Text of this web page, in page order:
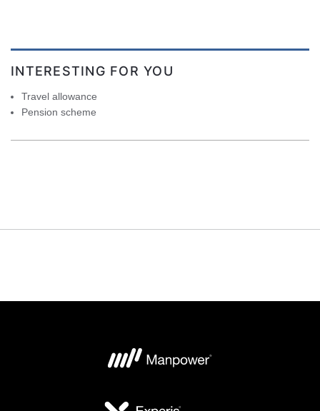
INTERESTING FOR YOU
Travel allowance
Pension scheme